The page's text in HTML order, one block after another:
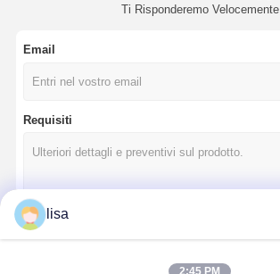
Ti Risponderemo Velocemente
Email
Requisiti
lisa
2:45 PM